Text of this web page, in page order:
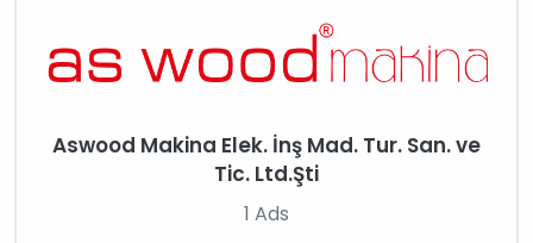
Aswood Makina Elek. İnş Mad. Tur. San. ve
Tic. Ltd.Şti
1 Ads